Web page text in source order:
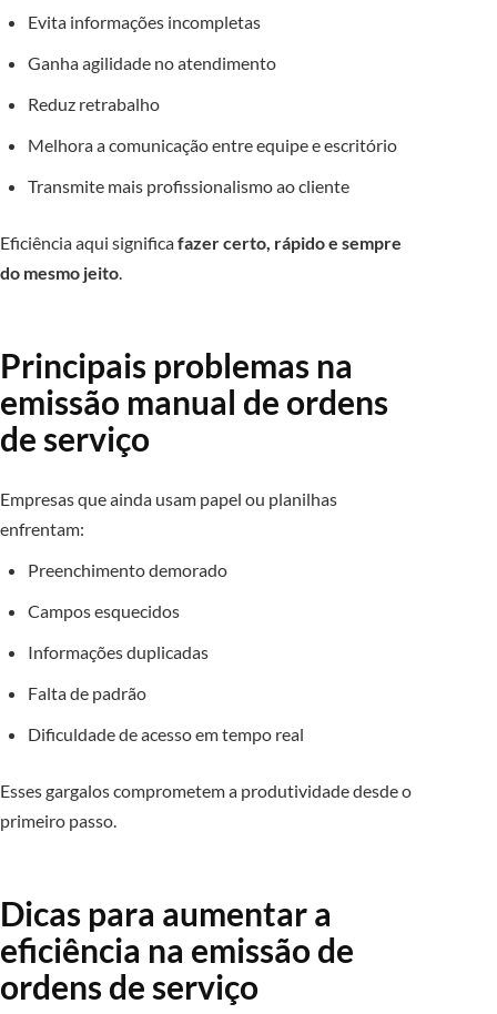
Evita informações incompletas
Ganha agilidade no atendimento
Reduz retrabalho
Melhora a comunicação entre equipe e escritório
Transmite mais profissionalismo ao cliente
Eficiência aqui significafazer certo, rápido e sempre
do mesmo jeito.
Principais problemas na
emissão manual de ordens
de serviço
Empresas que ainda usam papel ou planilhas
enfrentam:
Preenchimento demorado
Campos esquecidos
Informações duplicadas
Falta de padrão
Dificuldade de acesso em tempo real
Esses gargalos comprometem a produtividade desde o
primeiro passo.
Dicas para aumentar a
eficiência na emissão de
ordens de serviço